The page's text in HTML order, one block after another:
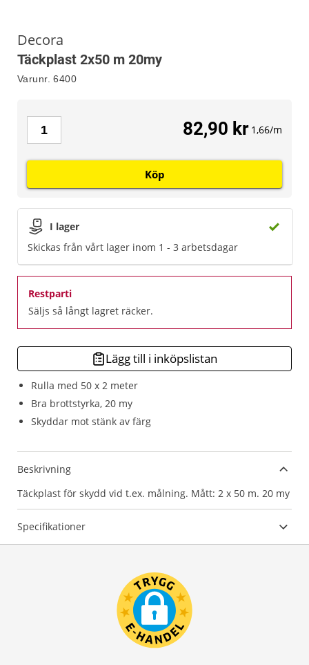
Decora
Täckplast 2x50 m 20my
Varunr. 6400
Rulla med 50 x 2 meter
Bra brottstyrka, 20 my
Skyddar mot stänk av färg
I lager
Skickas från vårt lager inom 1 - 3 arbetsdagar
Restparti
Säljs så långt lagret räcker.
82,90 kr 1,66/m
Köp
Lägg till i inköpslistan
Beskrivning
Täckplast för skydd vid t.ex. målning. Mått: 2 x 50 m. 20 my
Specifikationer